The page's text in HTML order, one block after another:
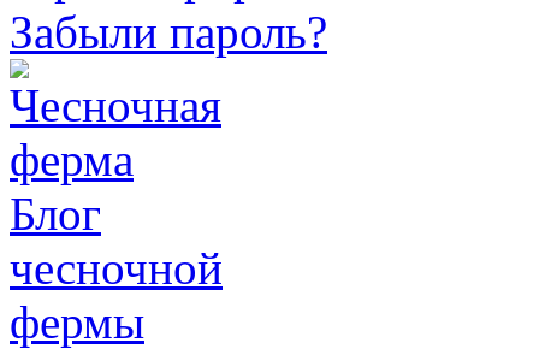
Забыли пароль?
Блог
чесночной
фермы